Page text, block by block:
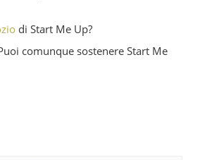
di Start Me Up?
comunque sostenere Start Me